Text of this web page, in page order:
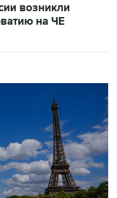
возникли
на ЧЕ